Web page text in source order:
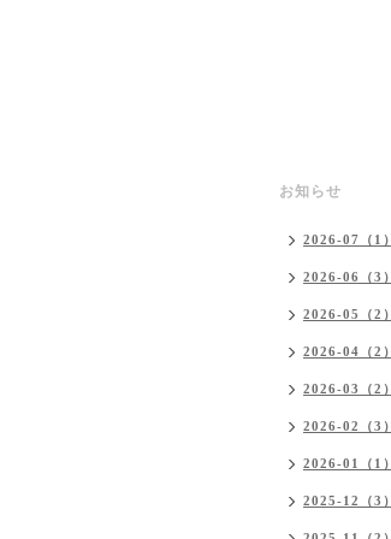
お知らせ
2026-07（1）
2026-06（3）
2026-05（2）
2026-04（2）
2026-03（2）
2026-02（3）
2026-01（1）
2025-12（3）